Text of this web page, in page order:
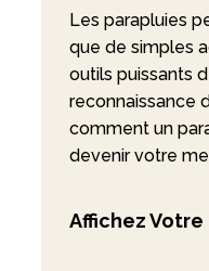
Les parapluies
que de simples
outils puissants
reconnaissance
comment un
devenir votre
Affichez Votre